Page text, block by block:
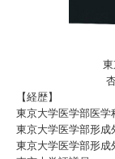
東
【経歴】
東京大学医学部医学
東京大学医学部形成
東京大学医学部形成